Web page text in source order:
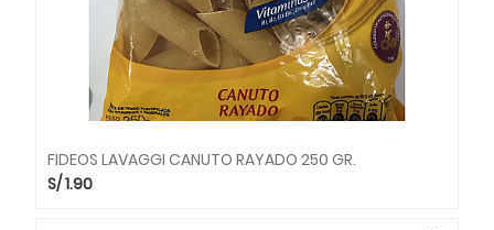
FIDEOS LAVAGGI CANUTO RAYADO 250 GR.
S/1.90